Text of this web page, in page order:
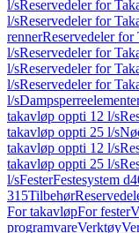
l/sReservedeler for
l/sReservedeler for
rennerReservedeler
l/sReservedeler for
l/sReservedeler for
l/sReservedeler for
l/s
takavløp oppti 12 l/s
takavløp oppti 25 l/s
takavløp oppti 12 l/s
takavløp oppti 25 l/s
l/sFesterFestesystem
315Tilbehør
For takavløpFor fester
programvareVerktøy